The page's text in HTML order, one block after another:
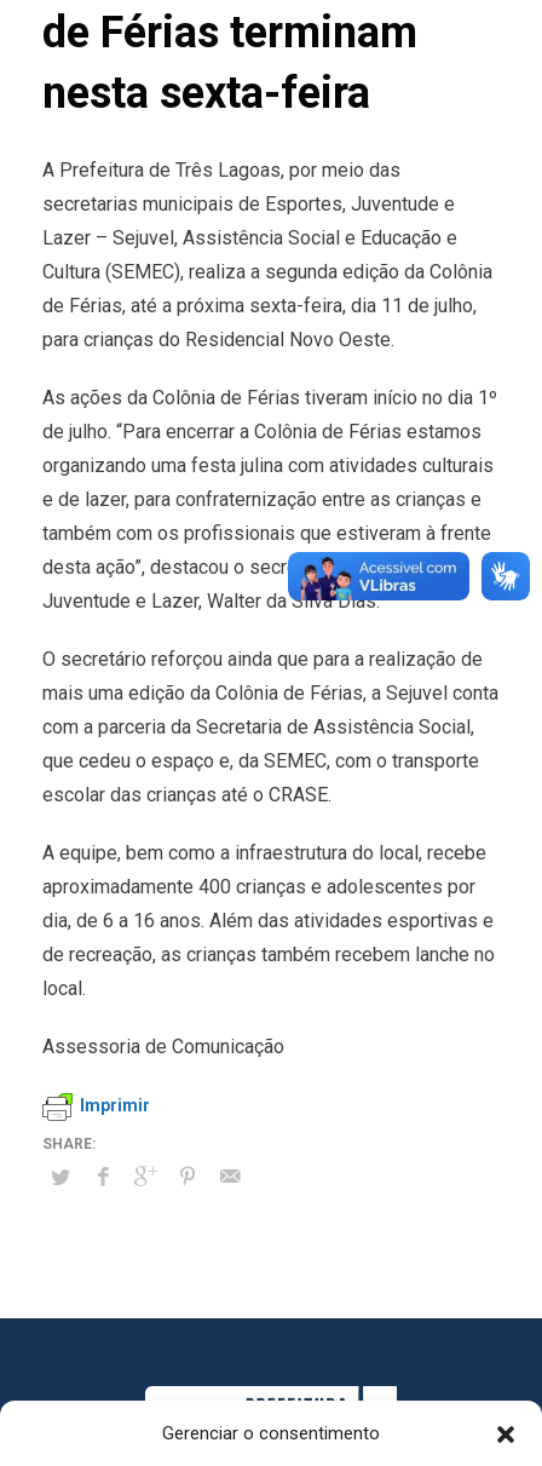
Gerenciar o consentimento
de Férias terminam
nesta sexta-feira
A Prefeitura de Três Lagoas, por meio das
secretarias municipais de Esportes, Juventude e
Lazer – Sejuvel, Assistência Social e Educação e
Cultura (SEMEC), realiza a segunda edição da Colônia
de Férias, até a próxima sexta-feira, dia 11 de julho,
para crianças do Residencial Novo Oeste.
As ações da Colônia de Férias tiveram início no dia 1º
de julho. “Para encerrar a Colônia de Férias estamos
organizando uma festa julina com atividades culturais
e de lazer, para confraternização entre as crianças e
também com os profissionais que estiveram à frente
desta ação”, destacou o secretário de Esportes,
Juventude e Lazer, Walter da Silva Dias.
O secretário reforçou ainda que para a realização de
mais uma edição da Colônia de Férias, a Sejuvel conta
com a parceria da Secretaria de Assistência Social,
que cedeu o espaço e, da SEMEC, com o transporte
escolar das crianças até o CRASE.
A equipe, bem como a infraestrutura do local, recebe
aproximadamente 400 crianças e adolescentes por
dia, de 6 a 16 anos. Além das atividades esportivas e
de recreação, as crianças também recebem lanche no
local.
Assessoria de Comunicação
Imprimir